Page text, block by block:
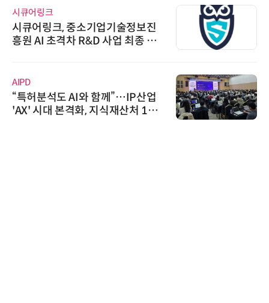
시큐어링크
시큐어링크, 중소기업기술정보진
흥원 AI 초격차 R&D 사업 최종 선
AIPD
“특허분석도 AI와 함께”…IP산업
'AX' 시대 본격화, 지식재산처 1호